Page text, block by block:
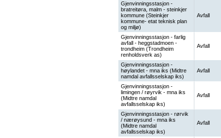
Gjenvinningsstasjon -
bratreitøra, malm - steinkjer
kommune (Steinkjer
kommune- etat teknisk plan
og miljø)
Avfall
Gjenvinningsstasjon - farlig
avfall - heggstadmoen -
trondheim (Trondheim
renholdsverk as)
Avfall
Gjenvinningsstasjon -
høylandet - mna iks (Midtre
namdal avfallsselskap iks)
Avfall
Gjenvinningsstasjon -
limingen / røyrvik - mna iks
(Midtre namdal
avfallsselskap iks)
Avfall
Gjenvinningsstasjon - rørvik
/ nærøysund - mna iks
(Midtre namdal
avfallsselskap iks)
Avfall